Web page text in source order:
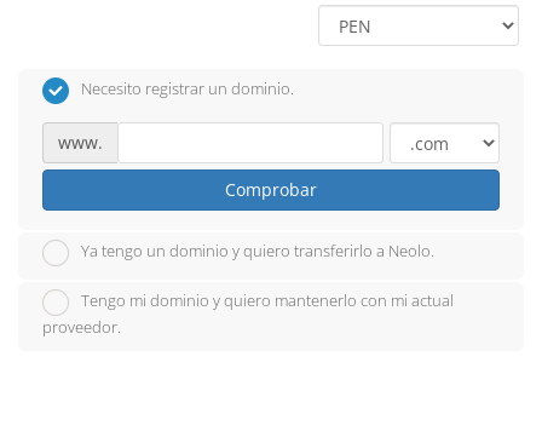
Necesito registrar un dominio.
www.
Comprobar
Ya tengo un dominio y quiero transferirlo a Neolo.
Tengo mi dominio y quiero mantenerlo con mi actual
proveedor.